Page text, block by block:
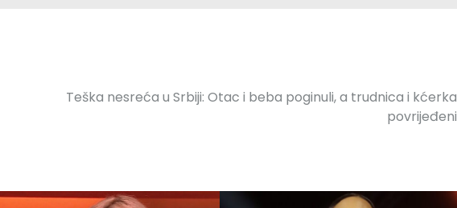
Teška nesreća u Srbiji: Otac i beba poginuli, a trudnica i kćerka
povrijeđeni